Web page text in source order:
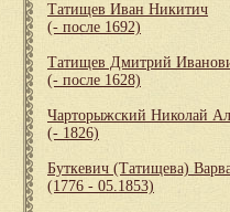
Татищев Иван Никитич
(- после 1692)
Татищев Дмитрий
(- после 1628)
Чарторыжский Николай
(- 1826)
Буткевич (Татищева)
(1776 - 05.1853)